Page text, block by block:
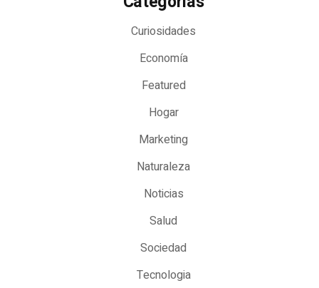
Curiosidades
Economía
Featured
Hogar
Marketing
Naturaleza
Noticias
Salud
Sociedad
Tecnologia